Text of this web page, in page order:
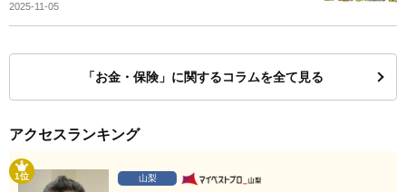
2025-11-05
「お金・保険」に関するコラムを全て見る
アクセスランキング
1位 山梨